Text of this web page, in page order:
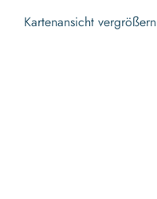
Kartenansicht vergrößern